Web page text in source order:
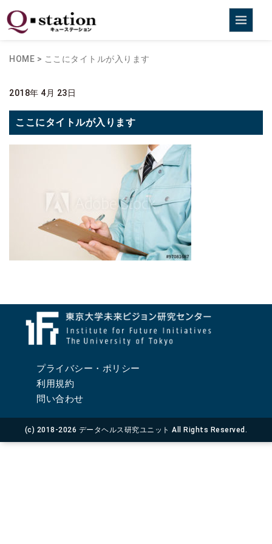
HOME > ここにタイトルが入ります
2018年 4月 23日
ここにタイトルが入ります
プライバシー・ポリシー
利用規約
問い合わせ
(c) 2018-2026 データヘルス研究ユニット All Rights Reserved.